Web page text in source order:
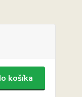
košíka